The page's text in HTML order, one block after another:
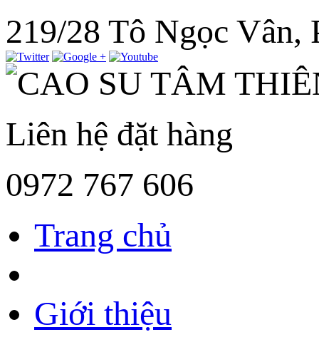
219/28 Tô Ngọc
Liên hệ đặt hàng
0972 767 606
Trang chủ
Giới thiệu